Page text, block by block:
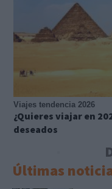
Viajes tendencia 2026
¿Quieres viajar en
deseados
Últimas